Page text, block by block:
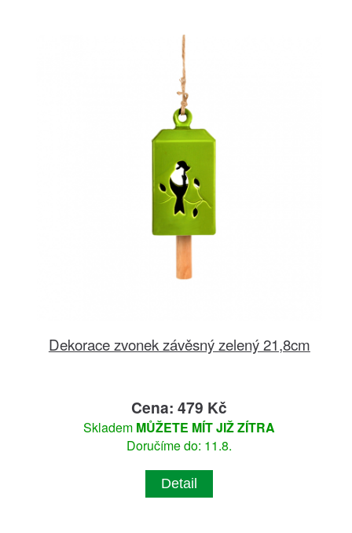
Dekorace zvonek závěsný zelený 21,8cm
Cena: 479 Kč
Skladem MŮŽETE MÍT JIŽ ZÍTRA
Doručíme do: 11.8.
Detail